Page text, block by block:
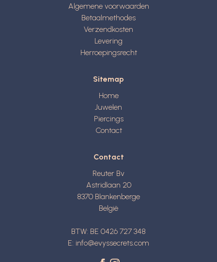
Algemene voorwaarden
Betaalmethodes
Verzendkosten
Levering
Herroepingsrecht
Sitemap
Home
Juwelen
Piercings
Contact
Contact
Reuter Bv
Astridlaan 20
8370 Blankenberge
België
BTW: BE 0426 727 348
E: info@evyssecrets.com